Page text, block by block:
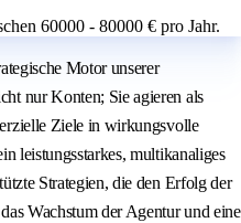
60000 - 80000 € pro Jahr.
Motor unserer
nur Konten; Sie agieren als
Ziele in wirkungsvolle
leistungsstarkes, multikanaliges
Strategien, die den Erfolg der
Wachstum der Agentur und eine